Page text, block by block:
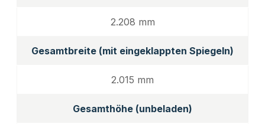
2.208 mm
Gesamtbreite (mit eingeklappten Spiegeln)
2.015 mm
Gesamthöhe (unbeladen)